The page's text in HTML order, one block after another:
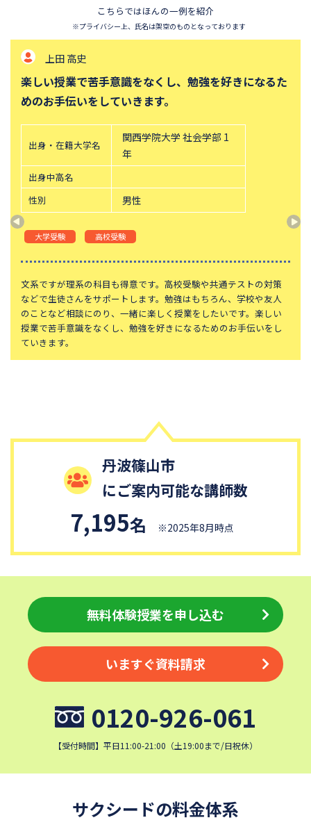
こちらではほんの一例を紹介
※プライバシー上、氏名は架空のものとなっております
上田 高史
楽しい授業で苦手意識をなくし、勉強を好きになるた
めのお手伝いをしていきます。
出身・在籍大学名
関西学院大学 社会学部 1
年
出身中高名
性別
男性
大学受験 高校受験
文系ですが理系の科目も得意です。高校受験や共通テストの対策
などで生徒さんをサポートします。勉強はもちろん、学校や友人
のことなど相談にのり、一緒に楽しく授業をしたいです。楽しい
授業で苦手意識をなくし、勉強を好きになるためのお手伝いをし
ていきます。
丹波篠山市
にご案内可能な講師数
7,195名 ※2025年8月時点
無料体験授業を申し込む
いますぐ資料請求
0120-926-061
【受付時間】平日11:00-21:00（土19:00まで/日祝休）
サクシードの料金体系